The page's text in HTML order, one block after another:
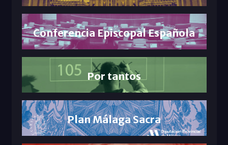
Conferencia Episcopal Española
Por tantos
Plan Málaga Sacra